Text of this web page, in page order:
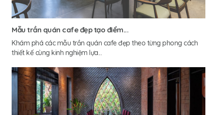
Mẫu trần quán cafe đẹp tạo điểm...
Khám phá các mẫu trần quán cafe đẹp theo từng phong cách
thiết kế cùng kinh nghiệm lựa...